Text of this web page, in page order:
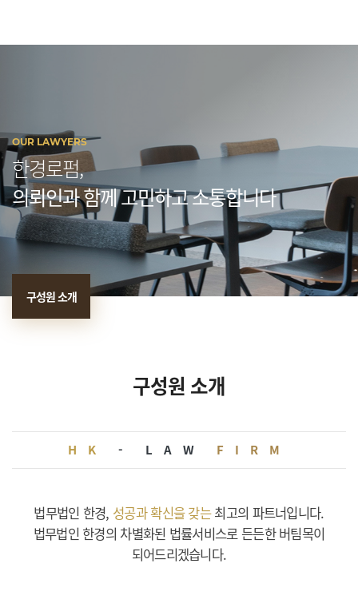
OUR LAWYERS
한경로펌,
의뢰인과 함께 고민하고 소통합니다
구성원 소개
구성원 소개
HK - LAW FIRM
법무법인 한경, 성공과 확신을 갖는최고의 파트너입니다.
법무법인 한경의 차별화된 법률서비스로 든든한 버팀목이
되어드리겠습니다.